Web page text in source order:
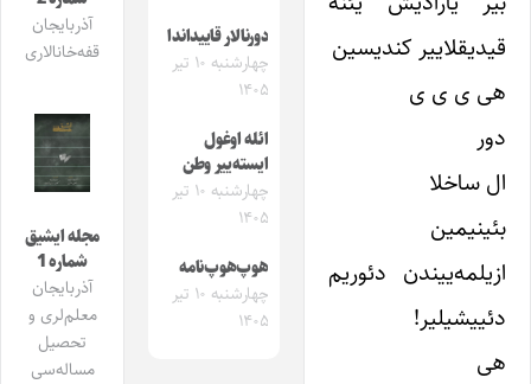
قیدیقلاییر کندیسین
هی ی ی ی
دور
ال ساخلا
بئینیمین
ازیلمه‌ییندن دئوریم
دئییشیلیر!
هی
دورنالار قاییداندا
چهارشنبه ۱۰ تیر
۱۴۰۵
ائله اوغول
ایسته‌ییر وطن
چهارشنبه ۱۰ تیر
۱۴۰۵
هوپ‌هوپ‌نامه
چهارشنبه ۱۰ تیر
۱۴۰۵
آذربایجان
قفه‌خانالاری
مجله ایشیق
شماره 1
آذربایجان
معلم‌لری و
تحصیل
مساله‌سی